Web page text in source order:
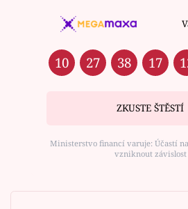
10 27 38 17
ZKUSTE ŠTĚSTÍ
Ministerstvo financí varuje: Účastí
vzniknout